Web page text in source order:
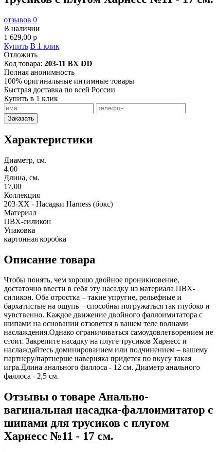
отзывов 0
В наличии
1 629,00 p
Купить В 1 клик
Отложить
Код товара: 203-11 BX DD
Полная анонимность
100% оригинальные интимные товары
Быстрая доставка по всей России
Купить в 1 клик
Заказать
Характеристики
Диаметр, см.
4.00
Длина, см.
17.00
Коллекция
203-ХХ - Насадки Harness (бокс)
Материал
ПВХ-силикон
Упаковка
картонная коробка
Описание товара
Чтобы понять, чем хорошо двойное проникновение,
достаточно ввести в себя эту насадку из материала ПВХ-
силикон. Оба отростка – такие упругие, рельефные и
бархатистые на ощупь – способны погружаться так глубоко и
чувственно. Каждое движение двойного фаллоимитатора с
шипами на основании отзовется в вашем теле волнами
наслаждения.Однако ограничиваться самоудовлетворением не
стоит. Закрепите насадку на плуге трусиков Харнесс и
наслаждайтесь доминированием или подчинением – вашему
партнеру/партнерше наверняка придется по вкусу такая
игра.Длина анального фаллоса - 12 см. Диаметр анального
фаллоса - 2,5 см.
Отзывы о товаре Анально-
вагинальная насадка-фаллоимитатор с
шипами для трусиков с плугом
Харнесс №11 - 17 см.